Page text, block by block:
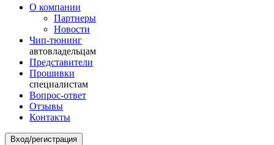
О компании
Партнеры
Новости
Чип-тюнинг
автовладельцам
Представители
Прошивки
специалистам
Вопрос-ответ
Отзывы
Контакты
Вход/регистрация